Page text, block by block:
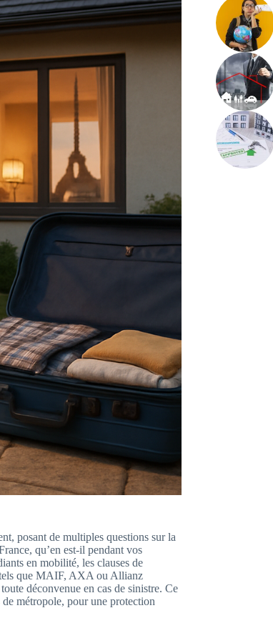
posant de multiples questions sur la
qu’en est-il pendant vos
en mobilité, les clauses de
tels que MAIF, AXA ou Allianz
déconvenue en cas de sinistre. Ce
métropole, pour une protection